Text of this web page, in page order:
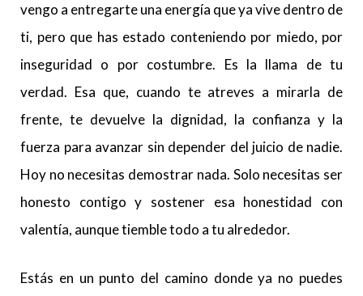
vengo a entregarte una energía que ya vive dentro de
ti, pero que has estado conteniendo por miedo, por
inseguridad o por costumbre. Es la llama de tu
verdad. Esa que, cuando te atreves a mirarla de
frente, te devuelve la dignidad, la confianza y la
fuerza para avanzar sin depender del juicio de nadie.
Hoy no necesitas demostrar nada. Solo necesitas ser
honesto contigo y sostener esa honestidad con
valentía, aunque tiemble todo a tu alrededor.
Estás en un punto del camino donde ya no puedes